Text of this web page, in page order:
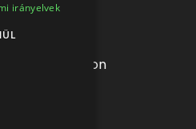
links
information
irányelvek